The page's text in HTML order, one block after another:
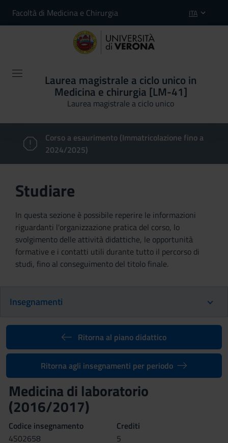
Facoltà di Medicina e Chirurgia ITA
Laurea magistrale a ciclo unico in
Medicina e chirurgia [LM-41]
Laurea magistrale a ciclo unico
Corso a esaurimento (Immatricolazione fino a
2024/2025)
Studiare
In questa sezione è possibile reperire le informazioni
riguardanti l'organizzazione pratica del corso, lo
svolgimento delle attività didattiche, le opportunità
formative e i contatti utili durante tutto il percorso di
studi, fino al conseguimento del titolo finale.
Insegnamenti
Ritorna al piano didattico
Ritorna agli insegnamenti per periodo
Medicina di laboratorio
(2016/2017)
Codice insegnamento
4S02658
Crediti
5